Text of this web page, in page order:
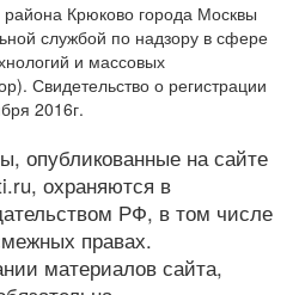
района Крюково города Москвы
службой по надзору в сфере
и массовых
Свидетельство о регистрации
2016г.
опубликованные на сайте
охраняются в
РФ, в том числе
правах.
материалов сайта,